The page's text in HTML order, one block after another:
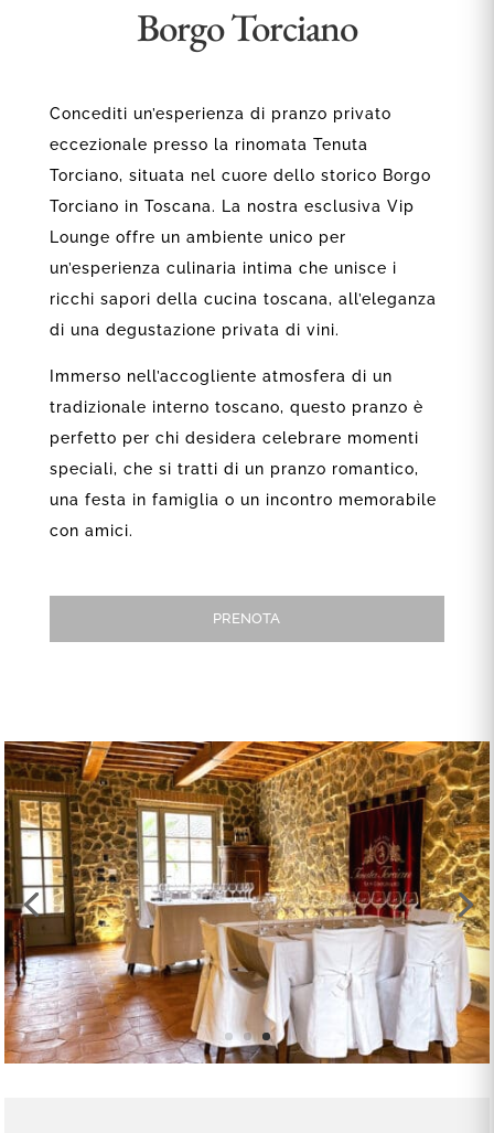
Borgo Torciano
Concediti un’esperienza di pranzo privato
eccezionale presso la rinomata Tenuta
Torciano, situata nel cuore dello storico Borgo
Torciano in Toscana. La nostra esclusiva Vip
Lounge offre un ambiente unico per
un’esperienza culinaria intima che unisce i
ricchi sapori della cucina toscana, all’eleganza
di una degustazione privata di vini.
Immerso nell’accogliente atmosfera di un
tradizionale interno toscano, questo pranzo è
perfetto per chi desidera celebrare momenti
speciali, che si tratti di un pranzo romantico,
una festa in famiglia o un incontro memorabile
con amici.
PRENOTA